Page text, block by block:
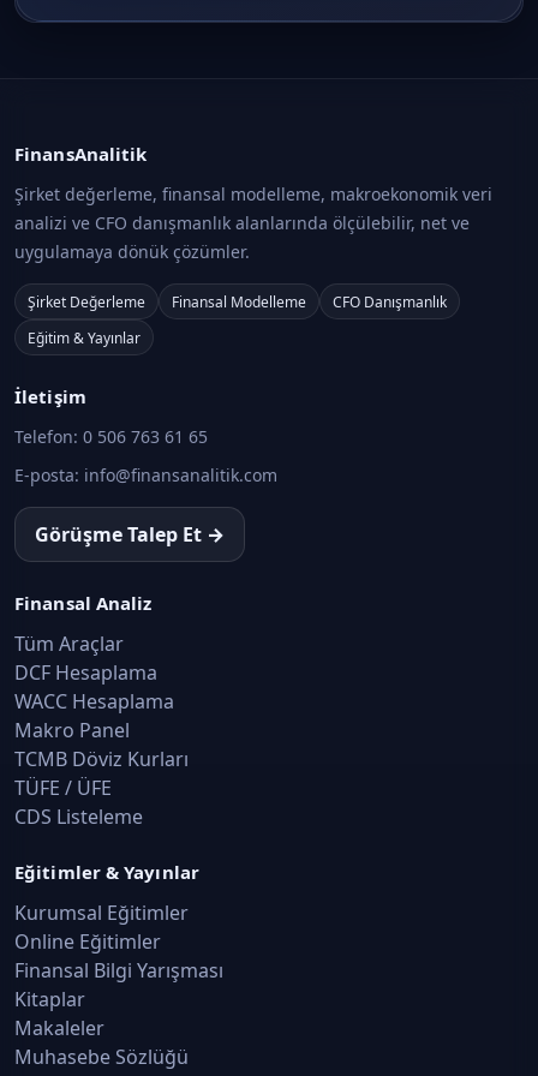
FinansAnalitik
Şirket değerleme, finansal modelleme, makroekonomik veri
analizi ve CFO danışmanlık alanlarında ölçülebilir, net ve
uygulamaya dönük çözümler.
Şirket Değerleme Finansal Modelleme
CFO Danışmanlık
Eğitim & Yayınlar
İletişim
Telefon: 0 506 763 61 65
E-posta: info@finansanalitik.com
Görüşme Talep Et →
Finansal Analiz
Tüm Araçlar
DCF Hesaplama
WACC Hesaplama
Makro Panel
TCMB Döviz Kurları
TÜFE / ÜFE
CDS Listeleme
Eğitimler & Yayınlar
Kurumsal Eğitimler
Online Eğitimler
Finansal Bilgi Yarışması
Kitaplar
Makaleler
Muhasebe Sözlüğü